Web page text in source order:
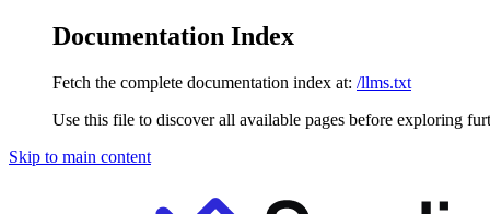
Documentation Index
Fetch the complete documentation index at: /llms.txt
Use this file to discover all available pages before exploring
Skip to main content